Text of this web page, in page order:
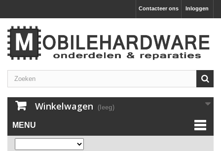
Inloggen
Contacteer ons
Winkelwagen (leeg)
MENU